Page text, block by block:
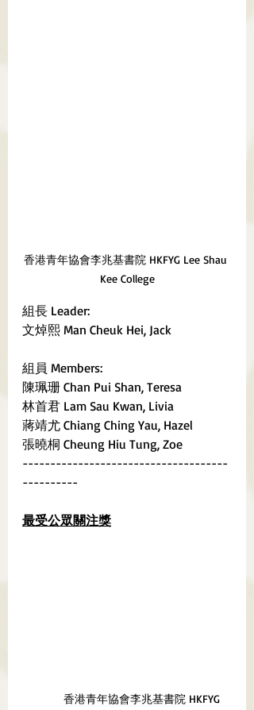
香港青年協會李兆基書院 HKFYG Lee Shau
Kee College
組長 Leader:
組員 Members:
陳珮珊 Chan Pui Shan, Teresa
林首君 Lam Sau Kwan, Livia
蔣靖尤 Chiang Ching Yau, Hazel
張曉桐 Cheung Hiu Tung, Zoe
-------------------------------------
----------
最受公眾關注獎